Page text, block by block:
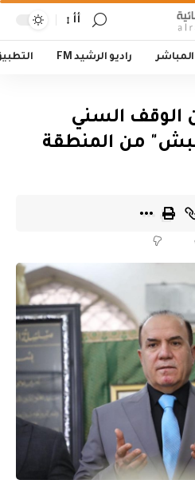
أأ
راديو الرشيد FM
الوقف السني
من المنطقة